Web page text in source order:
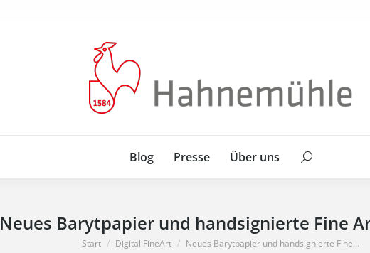
Blog Presse Über uns Search:
Neues Barytpapier und handsignierte Fine
Sie befinden sich hier:
Start Digital FineArt Neues Barytpapier und handsignierte Fine…